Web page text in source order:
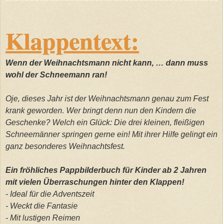
Klappentext:
Wenn der Weihnachtsmann nicht kann, … dann muss
wohl der Schneemann ran!
Oje, dieses Jahr ist der Weihnachtsmann genau zum Fest
krank geworden. Wer bringt denn nun den Kindern die
Geschenke? Welch ein Glück: Die drei kleinen, fleißigen
Schneemänner springen gerne ein! Mit ihrer Hilfe gelingt ein
ganz besonderes Weihnachtsfest.
Ein fröhliches Pappbilderbuch für Kinder ab 2 Jahren
mit vielen Überraschungen hinter den Klappen!
- Ideal für die Adventszeit
- Weckt die Fantasie
- Mit lustigen Reimen